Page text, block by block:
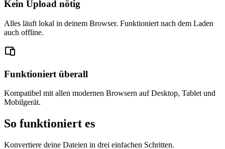
Kein Upload nötig
Alles läuft lokal in deinem Browser. Funktioniert nach dem Laden
auch offline.
Funktioniert überall
Kompatibel mit allen modernen Browsern auf Desktop, Tablet und
Mobilgerät.
So funktioniert es
Konvertiere deine Dateien in drei einfachen Schritten.